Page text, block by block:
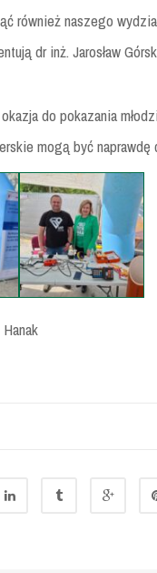
również naszego
dr inż. Jarosław
do pokazania
mogą być naprawdę